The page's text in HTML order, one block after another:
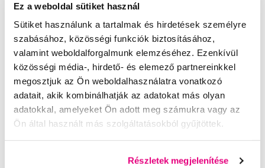
Ez a weboldal sütiket használ
Sütiket használunk a tartalmak és hirdetések személyre
szabásához, közösségi funkciók biztosításához,
valamint weboldalforgalmunk elemzéséhez. Ezenkívül
közösségi média-, hirdető- és elemező partnereinkkel
megosztjuk az Ön weboldalhasználatra vonatkozó
adatait, akik kombinálhatják az adatokat más olyan
adatokkal, amelyeket Ön adott meg számukra vagy az
Ön által használt más szolgáltatásokból gyűjtöttek.
Részletek megjelenítése
Segítünk
Írjon szakértőinknek
a Profimed dentálhigiénikusa, egyetemi